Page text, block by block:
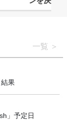
一覧
果
」予定日